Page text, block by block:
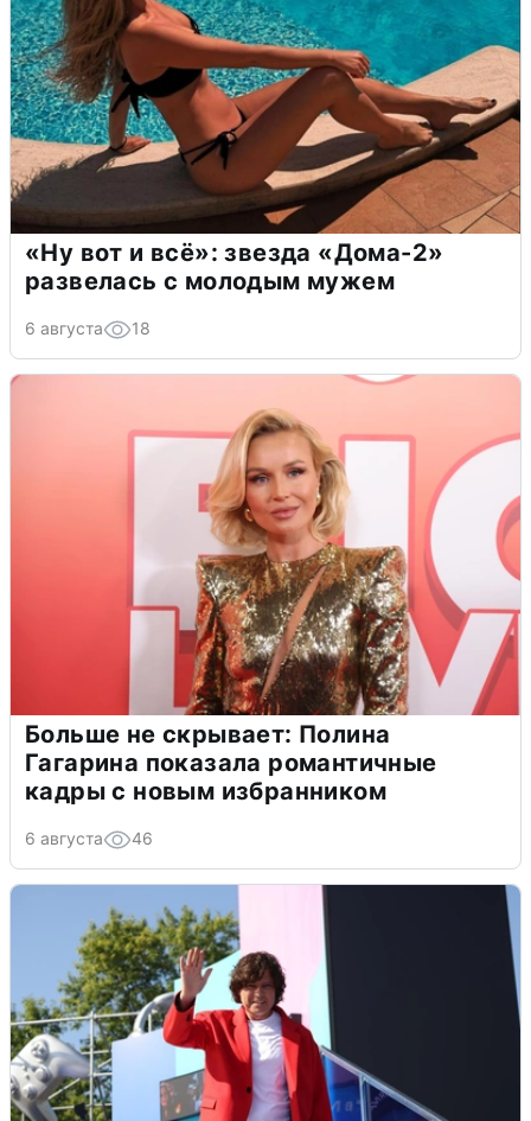
«Ну вот и всё»: звезда «Дома-2»
развелась с молодым мужем
6 августа 18
Больше не скрывает: Полина
Гагарина показала романтичные
кадры с новым избранником
6 августа 46